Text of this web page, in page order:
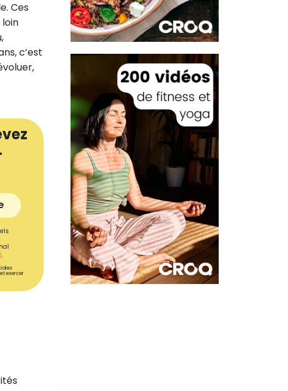
Ces
c’est
.
exercer
de